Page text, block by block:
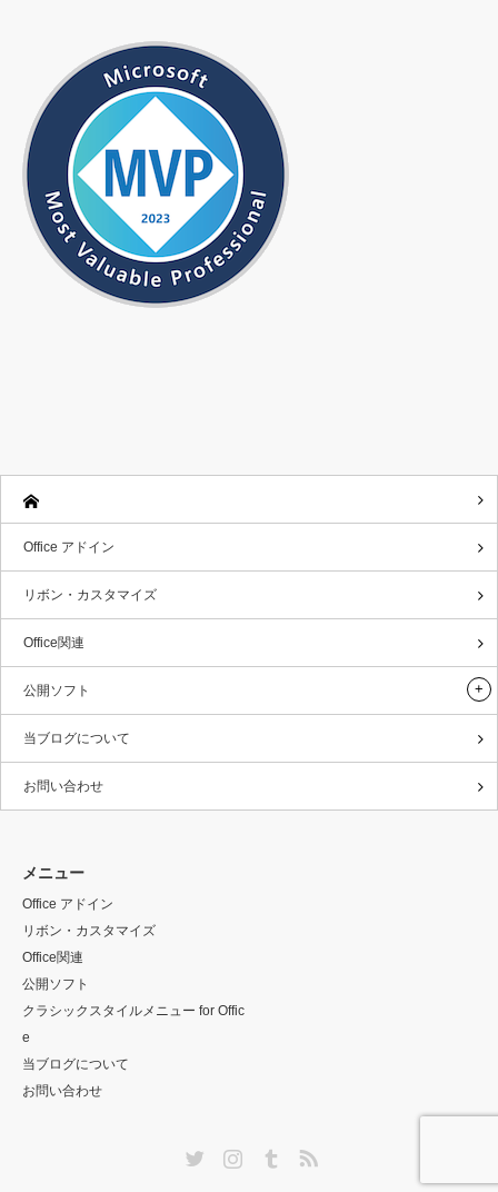
Office アドイン
リボン・カスタマイズ
Office関連
公開ソフト
当ブログについて
お問い合わせ
メニュー
Office アドイン
リボン・カスタマイズ
Office関連
公開ソフト
クラシックスタイルメニュー for Offic
e
当ブログについて
お問い合わせ